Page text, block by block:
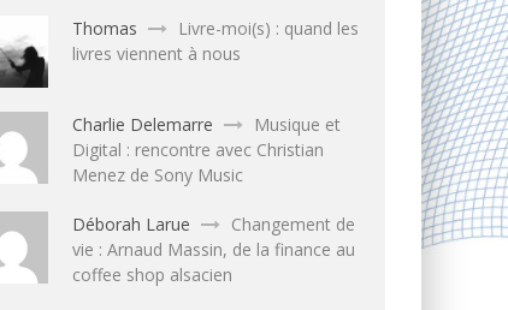
Thomas
Livre-moi(s) : quand les
livres viennent à nous
Charlie Delemarre
Musique et
Digital : rencontre avec Christian
Menez de Sony Music
Déborah Larue
Changement de
vie : Arnaud Massin, de la finance au
coffee shop alsacien